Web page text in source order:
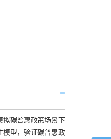
拟碳普惠政策场景下
模型，验证碳普惠政